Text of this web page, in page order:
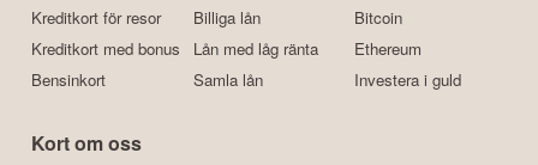
Kreditkort för resor
Kreditkort med bonus
Bensinkort
Billiga lån
Lån med låg ränta
Samla lån
Bitcoin
Ethereum
Investera i guld
Kort om oss